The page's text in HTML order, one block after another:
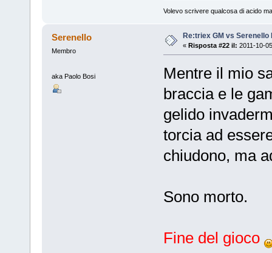
Volevo scrivere qualcosa di acido
Serenello
Membro
aka Paolo Bosi
Re:triex GM vs Serenello
« Risposta #22 il: 2011-10-
Mentre il mio
braccia e le
gelido
torcia ad
chiudono, ma
Sono morto.
Fine del gioco